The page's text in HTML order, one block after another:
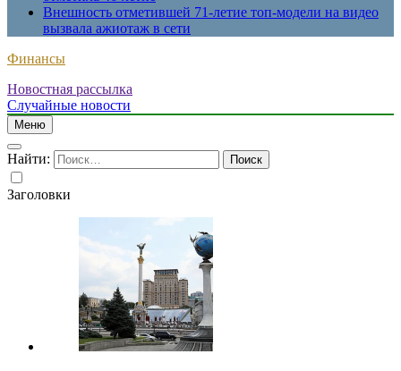
Внешность отметившей 71-летие топ-модели на видео
вызвала ажиотаж в сети
Финансы
Новостная рассылка
Случайные новости
Меню
Найти:
Заголовки